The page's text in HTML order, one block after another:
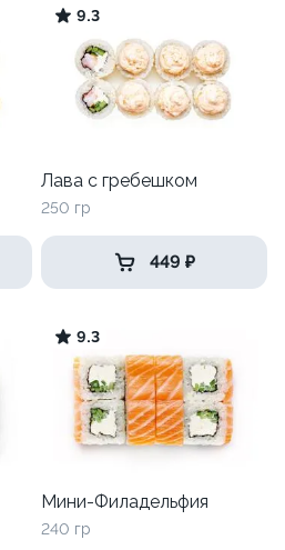
9.3
Лава с гребешком
250 гр
449 ₽
9.3
Мини-Филадельфия
240 гр